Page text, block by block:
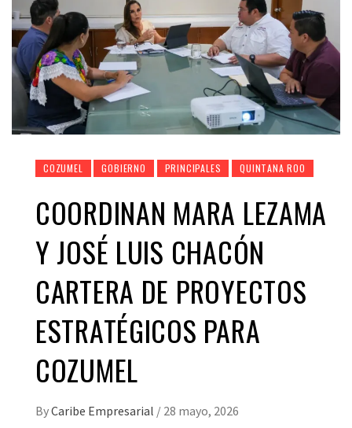
COZUMEL GOBIERNO PRINCIPALES QUINTANA ROO
COORDINAN MARA LEZAMA
Y JOSÉ LUIS CHACÓN
CARTERA DE PROYECTOS
ESTRATÉGICOS PARA
COZUMEL
ByCaribe Empresarial / 28 mayo, 2026